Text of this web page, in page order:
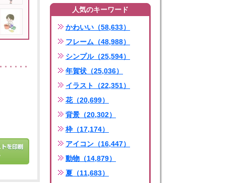
人気のキーワード
かわいい（58,633）
フレーム（48,988）
シンプル（25,594）
年賀状（25,036）
イラスト（22,351）
花（20,699）
背景（20,302）
枠（17,174）
アイコン（16,447）
動物（14,879）
夏（11,683）